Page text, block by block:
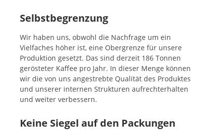
Selbstbegrenzung
Wir haben uns, obwohl die Nachfrage um ein
Vielfaches höher ist, eine Obergrenze für unsere
Produktion gesetzt. Das sind derzeit 186 Tonnen
gerösteter Kaffee pro Jahr. In dieser Menge können
wir die von uns angestrebte Qualität des Produktes
und unserer internen Strukturen aufrechterhalten
und weiter verbessern.
Keine Siegel auf den Packungen